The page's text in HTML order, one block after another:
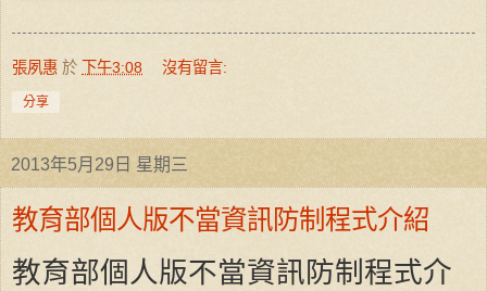
張夙惠 於 下午3:08 沒有留言:
分享
2013年5月29日 星期三
教育部個人版不當資訊防制程式介紹
教育部個人版不當資訊防制程式介